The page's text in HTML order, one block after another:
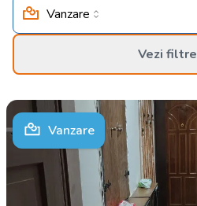
Vanzare
Vezi filtre
Vanzare